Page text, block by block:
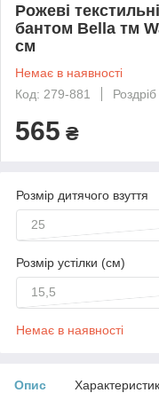
Рожеві
бантом Bella тм
см
Немає в наявності
Код: 279-881
Роздріб
565 ₴
Розмір дитячого взуття
25
Розмір устілки (см)
15,5
Немає в наявності
Опис